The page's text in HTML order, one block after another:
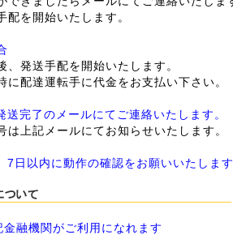
を開始いたします。
送手配を開始いたします。
達運転手に代金をお支払い下さい。
送完了のメールにてご連絡いたします。
上記メールにてお知らせいたします。
7日以内に動作の確認をお願いいたします
金融機関がご利用になれます